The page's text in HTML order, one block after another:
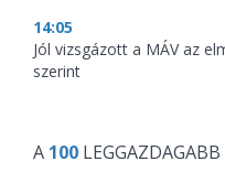
14:05
Jól vizsgázott a MÁV az
szerint
A 100 LEGGAZDAGABB